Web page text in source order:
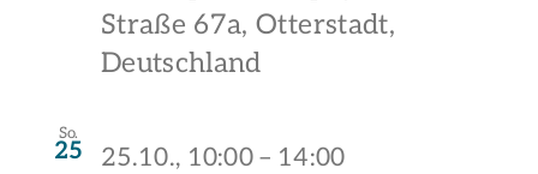
Straße 67a, Otterstadt,
Deutschland
So.
25 25.10., 10:00 – 14:00